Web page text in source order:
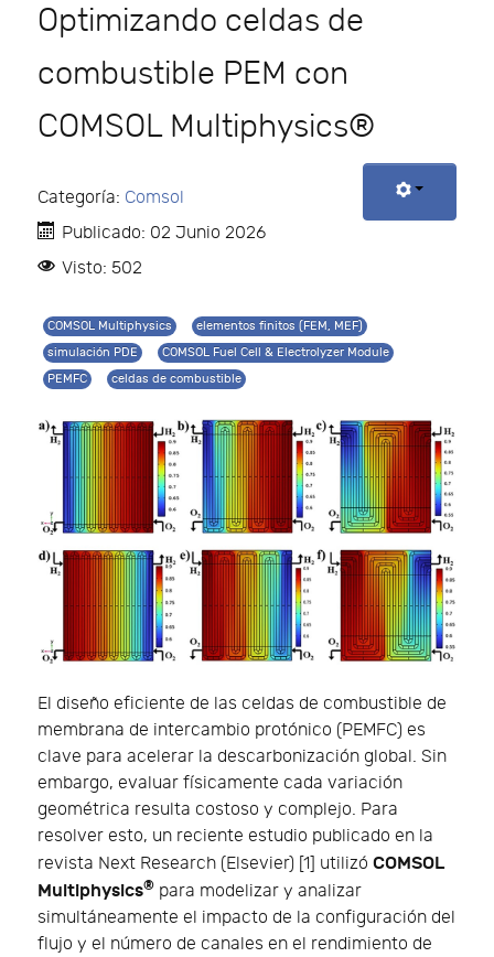
Optimizando celdas de
combustible PEM con
COMSOL Multiphysics®
Categoría: Comsol
Publicado: 02 Junio 2026
Visto: 502
COMSOL Multiphysics
elementos finitos (FEM, MEF)
simulación PDE
COMSOL Fuel Cell & Electrolyzer Module
PEMFC
celdas de combustible
El diseño eficiente de las celdas de combustible de
membrana de intercambio protónico (PEMFC) es
clave para acelerar la descarbonización global. Sin
embargo, evaluar físicamente cada variación
geométrica resulta costoso y complejo. Para
resolver esto, un reciente estudio publicado en la
revista Next Research (Elsevier) [1] utilizó COMSOL
Multiphysics® para modelizar y analizar
simultáneamente el impacto de la configuración del
flujo y el número de canales en el rendimiento de